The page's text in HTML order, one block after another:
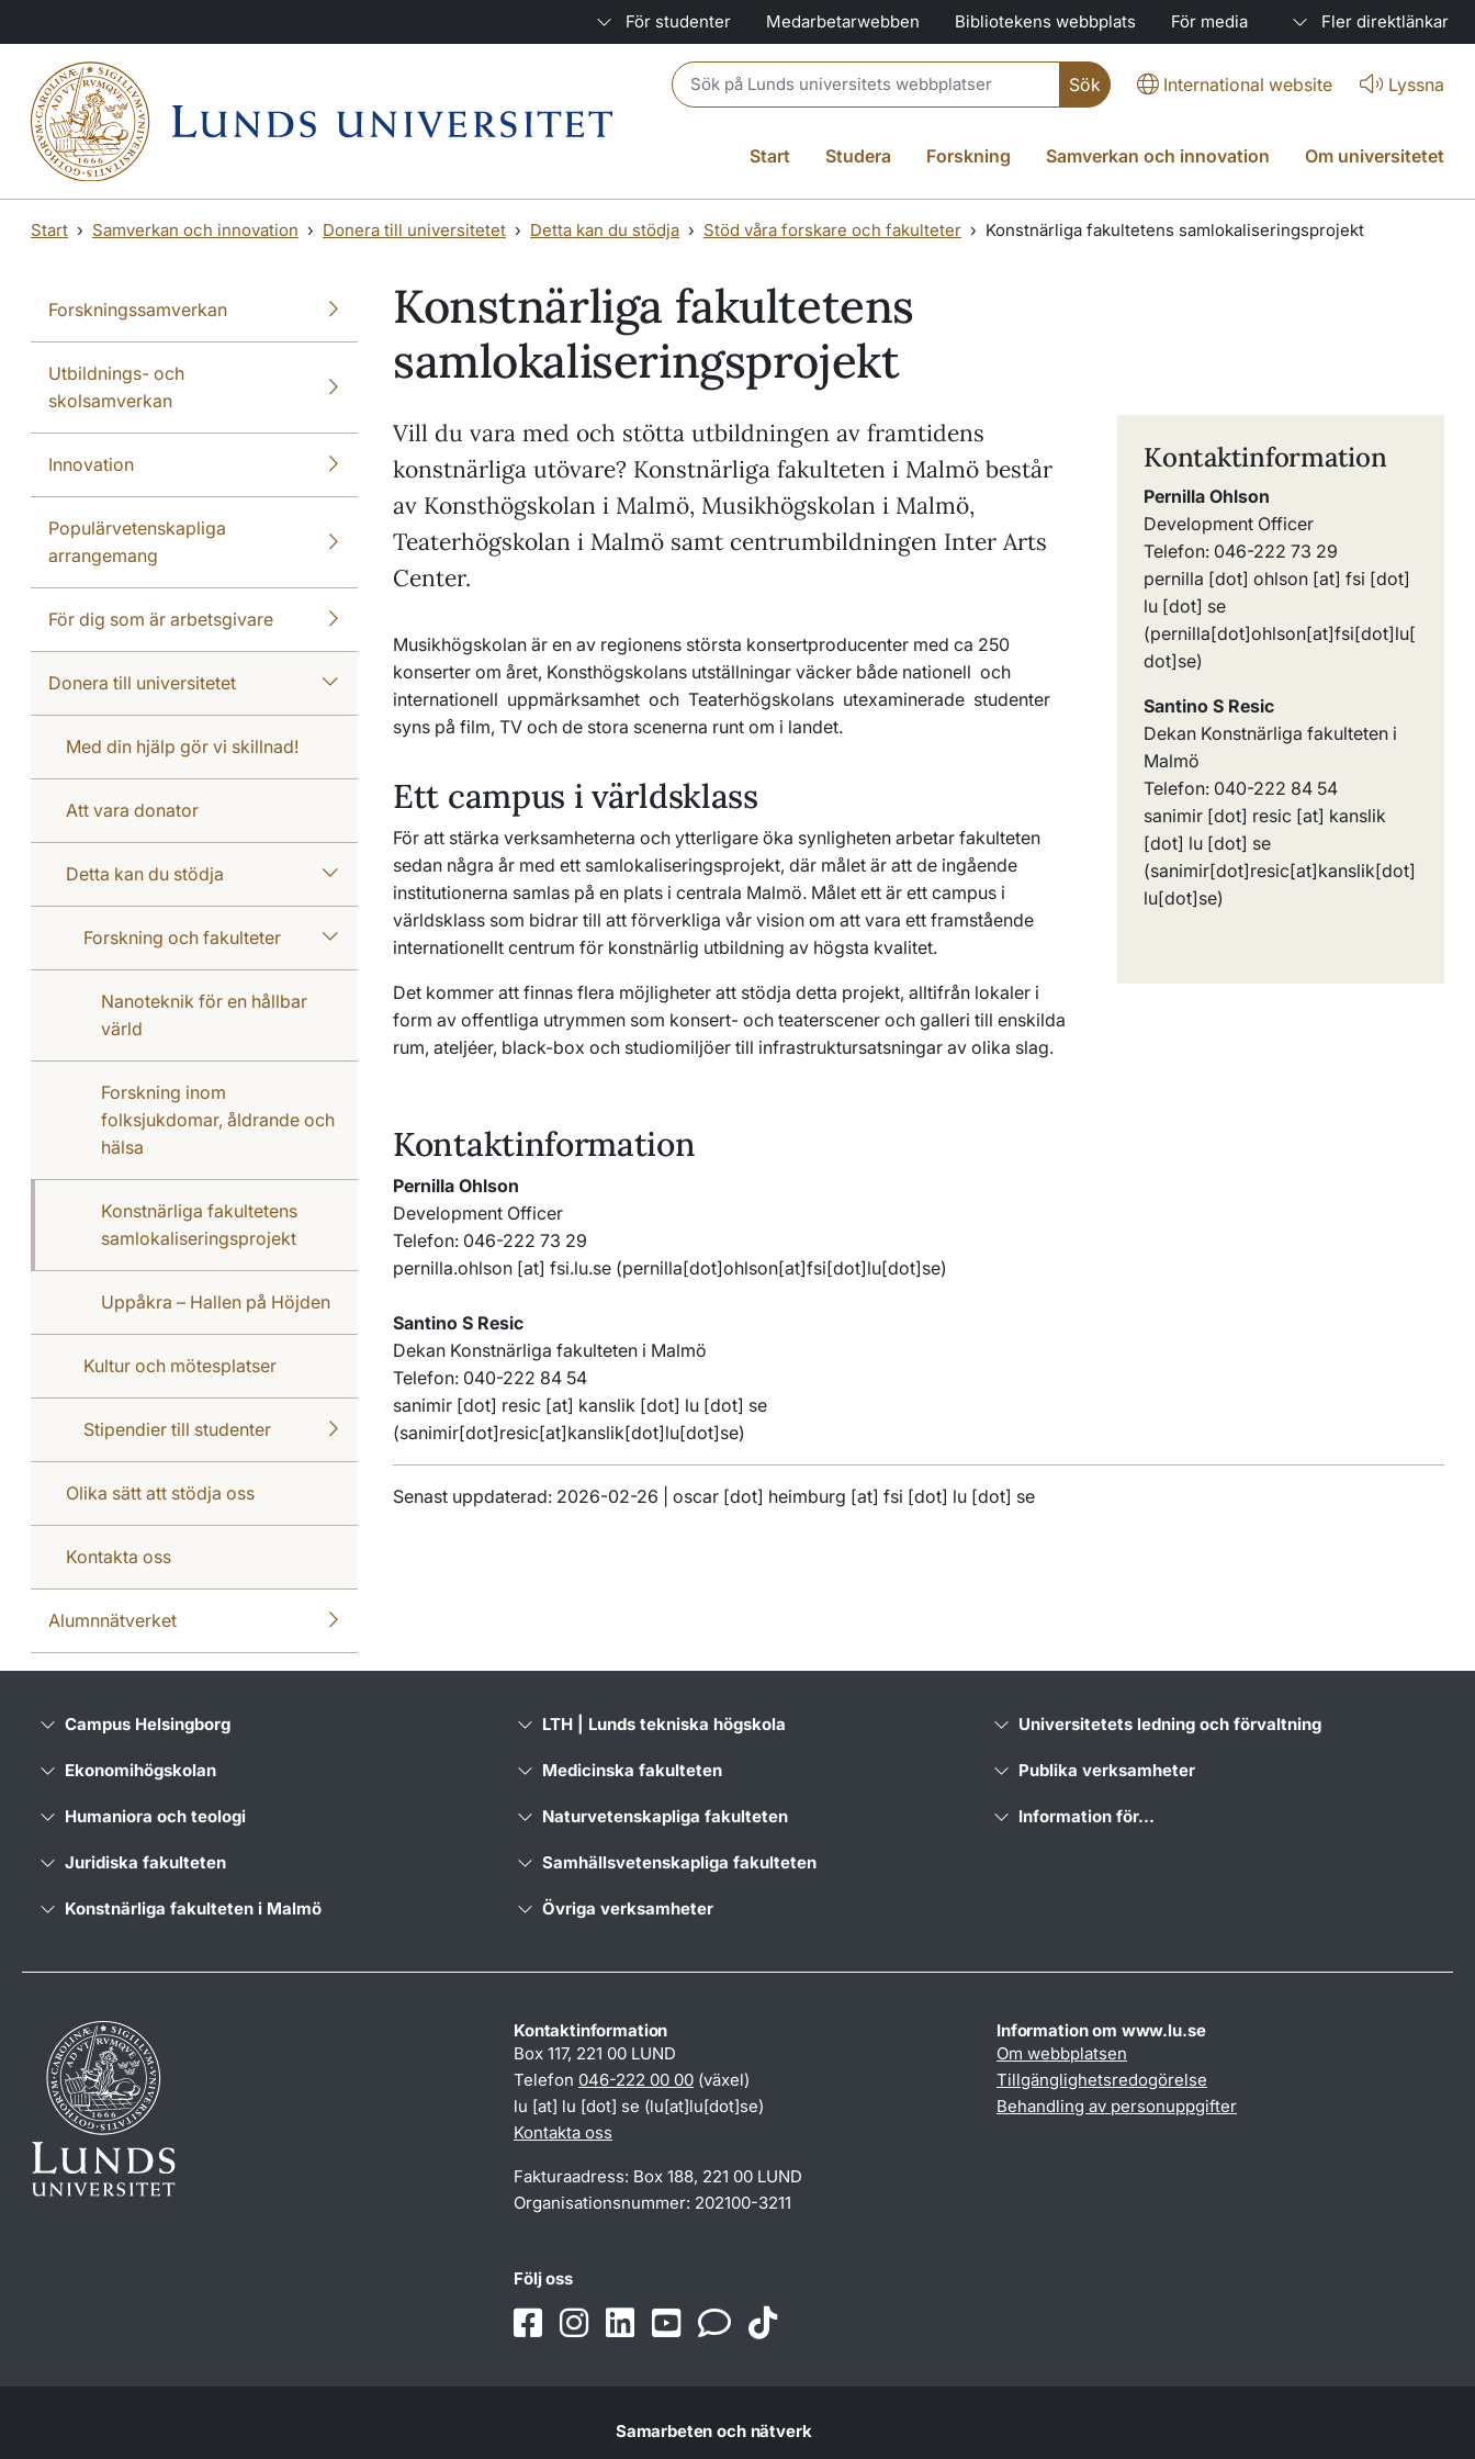
För studenter Medarbetarwebben Bibliotekens webbplats För media Fler direktlänkar
Header search International website Lyssna
Start Studera Forskning Samverkan och innovation Om universitetet
Start Samverkan och innovation Donera till universitetet Detta kan du stödja Stöd våra forskare och fakulteter Konstnärliga fakultetens samlokaliseringsprojekt
Forskningssamverkan
Utbildnings- och
skolsamverkan
Innovation
Populärvetenskapliga
arrangemang
För dig som är arbetsgivare
Donera till universitetet
Med din hjälp gör vi skillnad!
Att vara donator
Detta kan du stödja
Forskning och fakulteter
Nanoteknik för en hållbar
värld
Forskning inom
folksjukdomar, åldrande och
hälsa
Konstnärliga fakultetens
samlokaliseringsprojekt
Uppåkra – Hallen på Höjden
Kultur och mötesplatser
Stipendier till studenter
Olika sätt att stödja oss
Kontakta oss
Alumnnätverket
Konstnärliga fakultetens
samlokaliseringsprojekt
Vill du vara med och stötta utbildningen av framtidens
konstnärliga utövare? Konstnärliga fakulteten i Malmö består
av Konsthögskolan i Malmö, Musikhögskolan i Malmö,
Teaterhögskolan i Malmö samt centrumbildningen Inter Arts
Center.
Musikhögskolan är en av regionens största konsertproducenter med ca 250
konserter om året, Konsthögskolans utställningar väcker både nationell och
internationell uppmärksamhet och Teaterhögskolans utexaminerade studenter
syns på film, TV och de stora scenerna runt om i landet.
Ett campus i världsklass
För att stärka verksamheterna och ytterligare öka synligheten arbetar fakulteten
sedan några år med ett samlokaliseringsprojekt, där målet är att de ingående
institutionerna samlas på en plats i centrala Malmö. Målet ett är ett campus i
världsklass som bidrar till att förverkliga vår vision om att vara ett framstående
internationellt centrum för konstnärlig utbildning av högsta kvalitet.
Det kommer att finnas flera möjligheter att stödja detta projekt, alltifrån lokaler i
form av offentliga utrymmen som konsert- och teaterscener och galleri till enskilda
rum, ateljéer, black-box och studiomiljöer till infrastruktursatsningar av olika slag.
Kontaktinformation
Pernilla Ohlson
Development Officer
Telefon: 046-222 73 29
pernilla.ohlson [at] fsi.lu.se (pernilla[dot]ohlson[at]fsi[dot]lu[dot]se)
Santino S Resic
Dekan Konstnärliga fakulteten i Malmö
Telefon: 040-222 84 54
sanimir [dot] resic [at] kanslik [dot] lu [dot] se
(sanimir[dot]resic[at]kanslik[dot]lu[dot]se)
Kontaktinformation
Pernilla Ohlson
Development Officer
Telefon: 046-222 73 29
pernilla [dot] ohlson [at] fsi [dot]
lu [dot] se
(pernilla[dot]ohlson[at]fsi[dot]lu[
dot]se)
Santino S Resic
Dekan Konstnärliga fakulteten i
Malmö
Telefon: 040-222 84 54
sanimir [dot] resic [at] kanslik
[dot] lu [dot] se
(sanimir[dot]resic[at]kanslik[dot]
lu[dot]se)
Senast uppdaterad: 2026-02-26 | oscar [dot] heimburg [at] fsi [dot] lu [dot] se
Campus Helsingborg
Ekonomihögskolan
Humaniora och teologi
Juridiska fakulteten
Konstnärliga fakulteten i Malmö
LTH | Lunds tekniska högskola
Medicinska fakulteten
Naturvetenskapliga fakulteten
Samhällsvetenskapliga fakulteten
Övriga verksamheter
Universitetets ledning och förvaltning
Publika verksamheter
Information för...
Kontaktinformation
Box 117, 221 00 LUND
Telefon 046-222 00 00 (växel)
lu [at] lu [dot] se (lu[at]lu[dot]se)
Kontakta oss
Fakturaadress: Box 188, 221 00 LUND
Organisationsnummer: 202100-3211
Information om www.lu.se
Om webbplatsen
Tillgänglighetsredogörelse
Behandling av personuppgifter
Följ oss
Samarbeten och nätverk